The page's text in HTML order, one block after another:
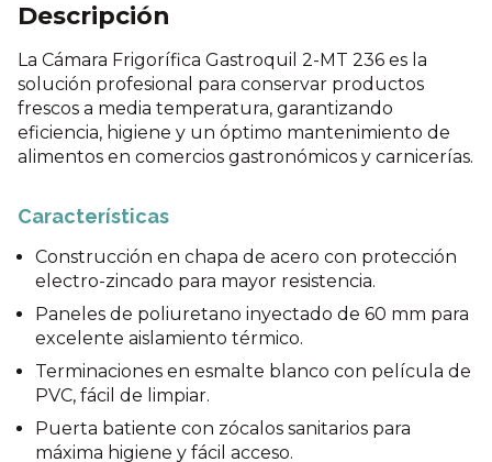
Descripción
La Cámara Frigorífica Gastroquil 2-MT 236 es la
solución profesional para conservar productos
frescos a media temperatura, garantizando
eficiencia, higiene y un óptimo mantenimiento de
alimentos en comercios gastronómicos y carnicerías.
Características
Construcción en chapa de acero con protección
electro-zincado para mayor resistencia.
Paneles de poliuretano inyectado de 60 mm para
excelente aislamiento térmico.
Terminaciones en esmalte blanco con película de
PVC, fácil de limpiar.
Puerta batiente con zócalos sanitarios para
máxima higiene y fácil acceso.